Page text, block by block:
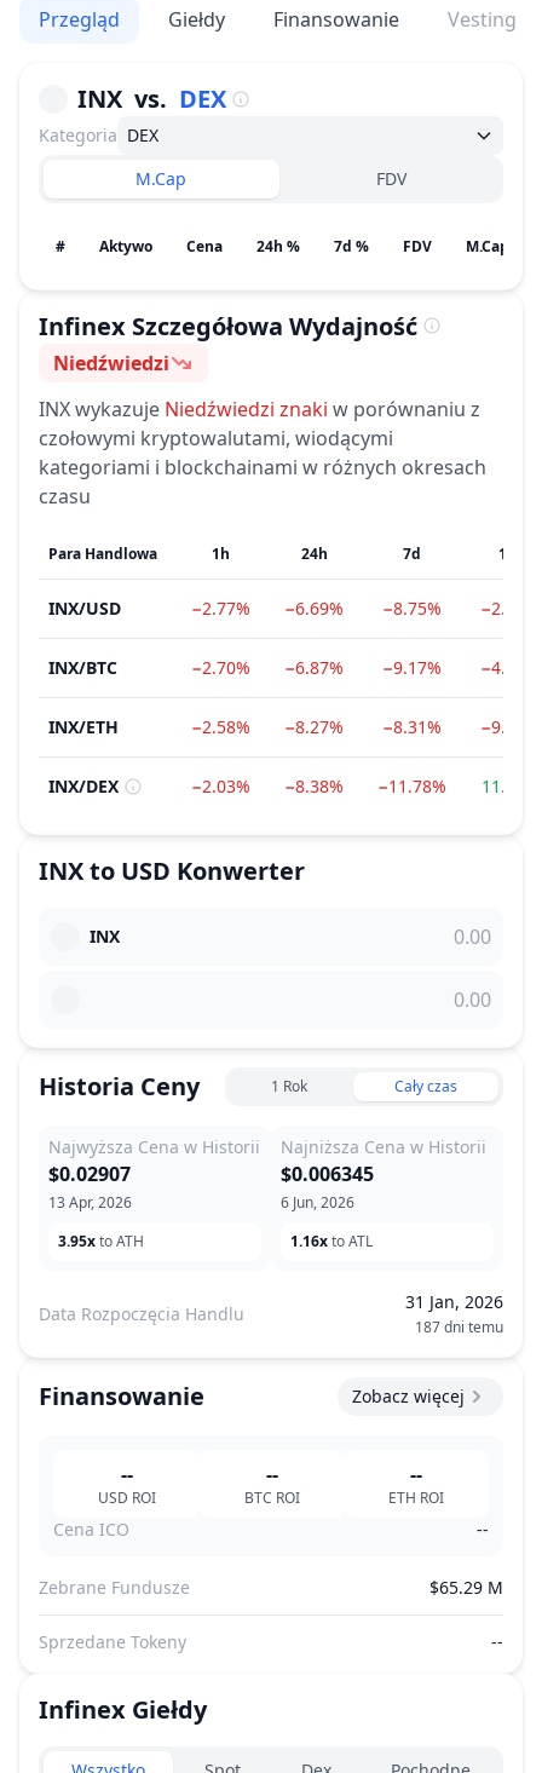
Przegląd Giełdy Finansowanie Vesting
INX vs. DEX
Kategoria DEX
M.Cap
FDV
# Aktywo Cena 24h % 7d % FDV M.Cap /
Infinex Szczegółowa Wydajność
Nastroje
Niedźwiedzi
INXwykazuje Niedźwiedzi znaki w porównaniu z
czołowymi kryptowalutami, wiodącymi
kategoriami i blockchainami w różnych okresach
czasu
Para Handlowa 1h 24h 7d 1m
INX/USD −2.77% −6.69% −8.75% −2.56%
INX/BTC −2.70% −6.87% −9.17% −4.34%
INX/ETH −2.58% −8.27% −8.31% −9.06%
INX/DEX −2.03% −8.38% −11.78% 11.30%
INXto USD Konwerter
INX
Historia Ceny 1 Rok Cały czas
Najwyższa Cena w Historii
13 Apr, 2026
$0.02907
3.95xto ATH
Najniższa Cena w Historii
6 Jun, 2026
$0.006345
1.16xto ATL
Data Rozpoczęcia Handlu
31 Jan, 2026
187 dni temu
Finansowanie Zobacz więcej
--
USD ROI
--
BTC ROI
--
ETH ROI
Cena ICO --
Zebrane Fundusze $65.29 M
Sprzedane Tokeny --
Infinex Giełdy
Exchanges type